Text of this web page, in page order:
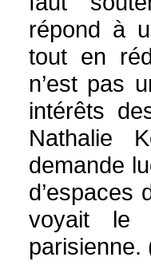
répond à
tout en
n’est pas
intérêts
Nathalie
demande
d’espaces
voyait le
parisienne.